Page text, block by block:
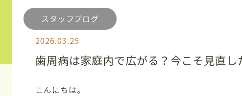
スタッフブログ
2026.03.25
歯周病は家庭内で広がる？今こそ見直
こんにちは。